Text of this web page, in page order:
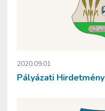
2020.09.01
Pályázati Hirdetmény